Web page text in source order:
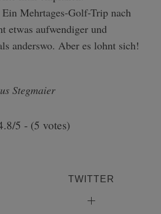
Mehrtages-Golf-Trip nach
etwas aufwendiger und
anderswo. Aber es lohnt sich!
Stegmaier
5 - (5 votes)
TWITTER